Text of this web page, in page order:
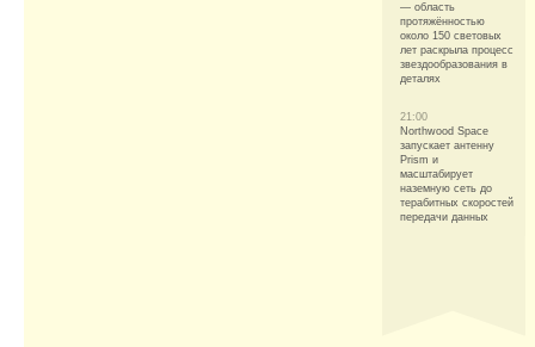
— область
протяжённостью
около 150 световых
лет раскрыла процесс
звездообразования в
деталях
21:00
Northwood Space
запускает антенну
Prism и
масштабирует
наземную сеть до
терабитных скоростей
передачи данных